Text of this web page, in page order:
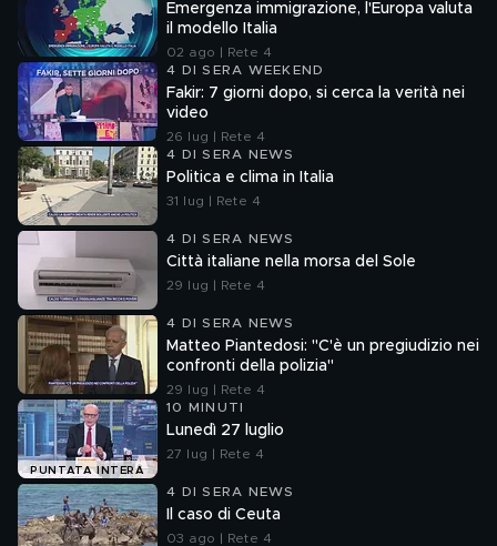
Emergenza immigrazione, l'Europa valuta
il modello Italia
02 ago | Rete 4
4 DI SERA WEEKEND
Fakir: 7 giorni dopo, si cerca la verità nei
video
26 lug | Rete 4
4 DI SERA NEWS
Politica e clima in Italia
31 lug | Rete 4
4 DI SERA NEWS
Città italiane nella morsa del Sole
29 lug | Rete 4
4 DI SERA NEWS
Matteo Piantedosi: "C'è un pregiudizio nei
confronti della polizia"
29 lug | Rete 4
PUNTATA INTERA
10 MINUTI
Lunedì 27 luglio
27 lug | Rete 4
4 DI SERA NEWS
Il caso di Ceuta
03 ago | Rete 4